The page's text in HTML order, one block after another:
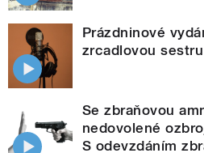
Prázdninové
zrcadlovou
Se zbraňovou
nedovolené
S odevzdáním